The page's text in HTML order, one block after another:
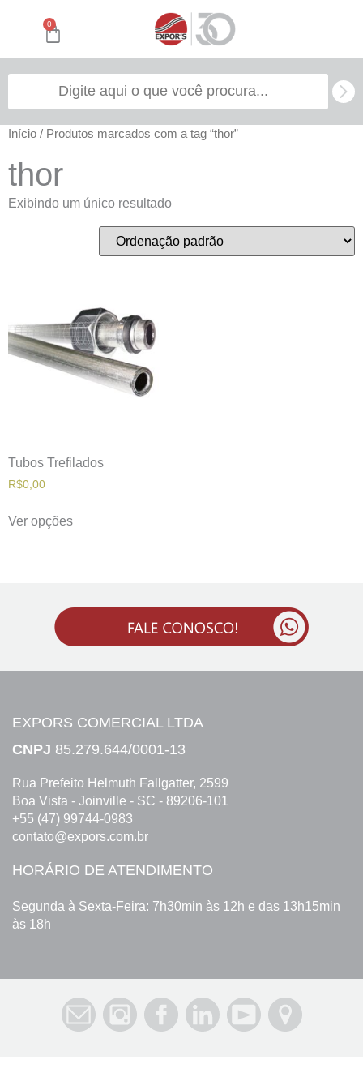
0
Início / Produtos marcados com a tag “thor”
thor
Exibindo um único resultado
Tubos Trefilados
R$0,00
Ver opções
EXPORS COMERCIAL LTDA
CNPJ 85.279.644/0001-13
Rua Prefeito Helmuth Fallgatter, 2599
Boa Vista - Joinville - SC - 89206-101
+55 (47) 99744-0983
contato@expors.com.br
HORÁRIO DE ATENDIMENTO
Segunda à Sexta-Feira: 7h30min às 12h e das 13h15min
às 18h